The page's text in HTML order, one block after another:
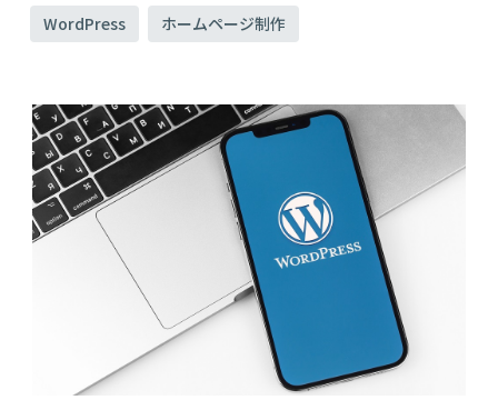
WordPress ホームページ制作